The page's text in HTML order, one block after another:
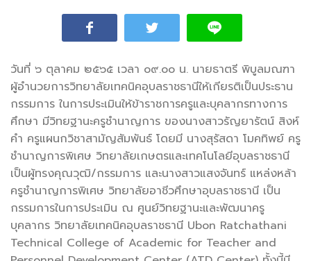
วันที่ ๖ ตุลาคม ๒๕๖๕ เวลา ๐๙.๐๐ น. นายธาตรี พิบูลมณฑา
ผู้อำนวยการวิทยาลัยเทคนิคอุบลราชธานีให้เกียรติเป็นประธาน
กรรมการ ในการประเมินให้ข้าราชการครูและบุคลากรทางการ
ศึกษา มีวิทยฐานะครูชำนาญการ ของนางสาวรัญยารัตน์ สิงห์
คำ ครูแผนกวิชาสามัญสัมพันธ์ โดยมี นางสุรัสดา โมคทิพย์ ครู
ชำนาญการพิเศษ วิทยาลัยเกษตรและเทคโนโลยีอุบลราชธานี
เป็นผู้ทรงคุณวุฒิ/กรรมการ และนางสาวแสงจันทร์ แหล่งหล้า
ครูชำนาญการพิเศษ วิทยาลัยอาชีวศึกษาอุบลราชธานี เป็น
กรรมการในการประเมิน ณ ศูนย์วิทยฐานะและพัฒนาครู
บุคลากร วิทยาลัยเทคนิคอุบลราชธานี Ubon Ratchathani
Technical College of Academic for Teacher and